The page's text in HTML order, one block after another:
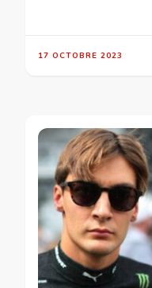
17 OCTOBRE 2023